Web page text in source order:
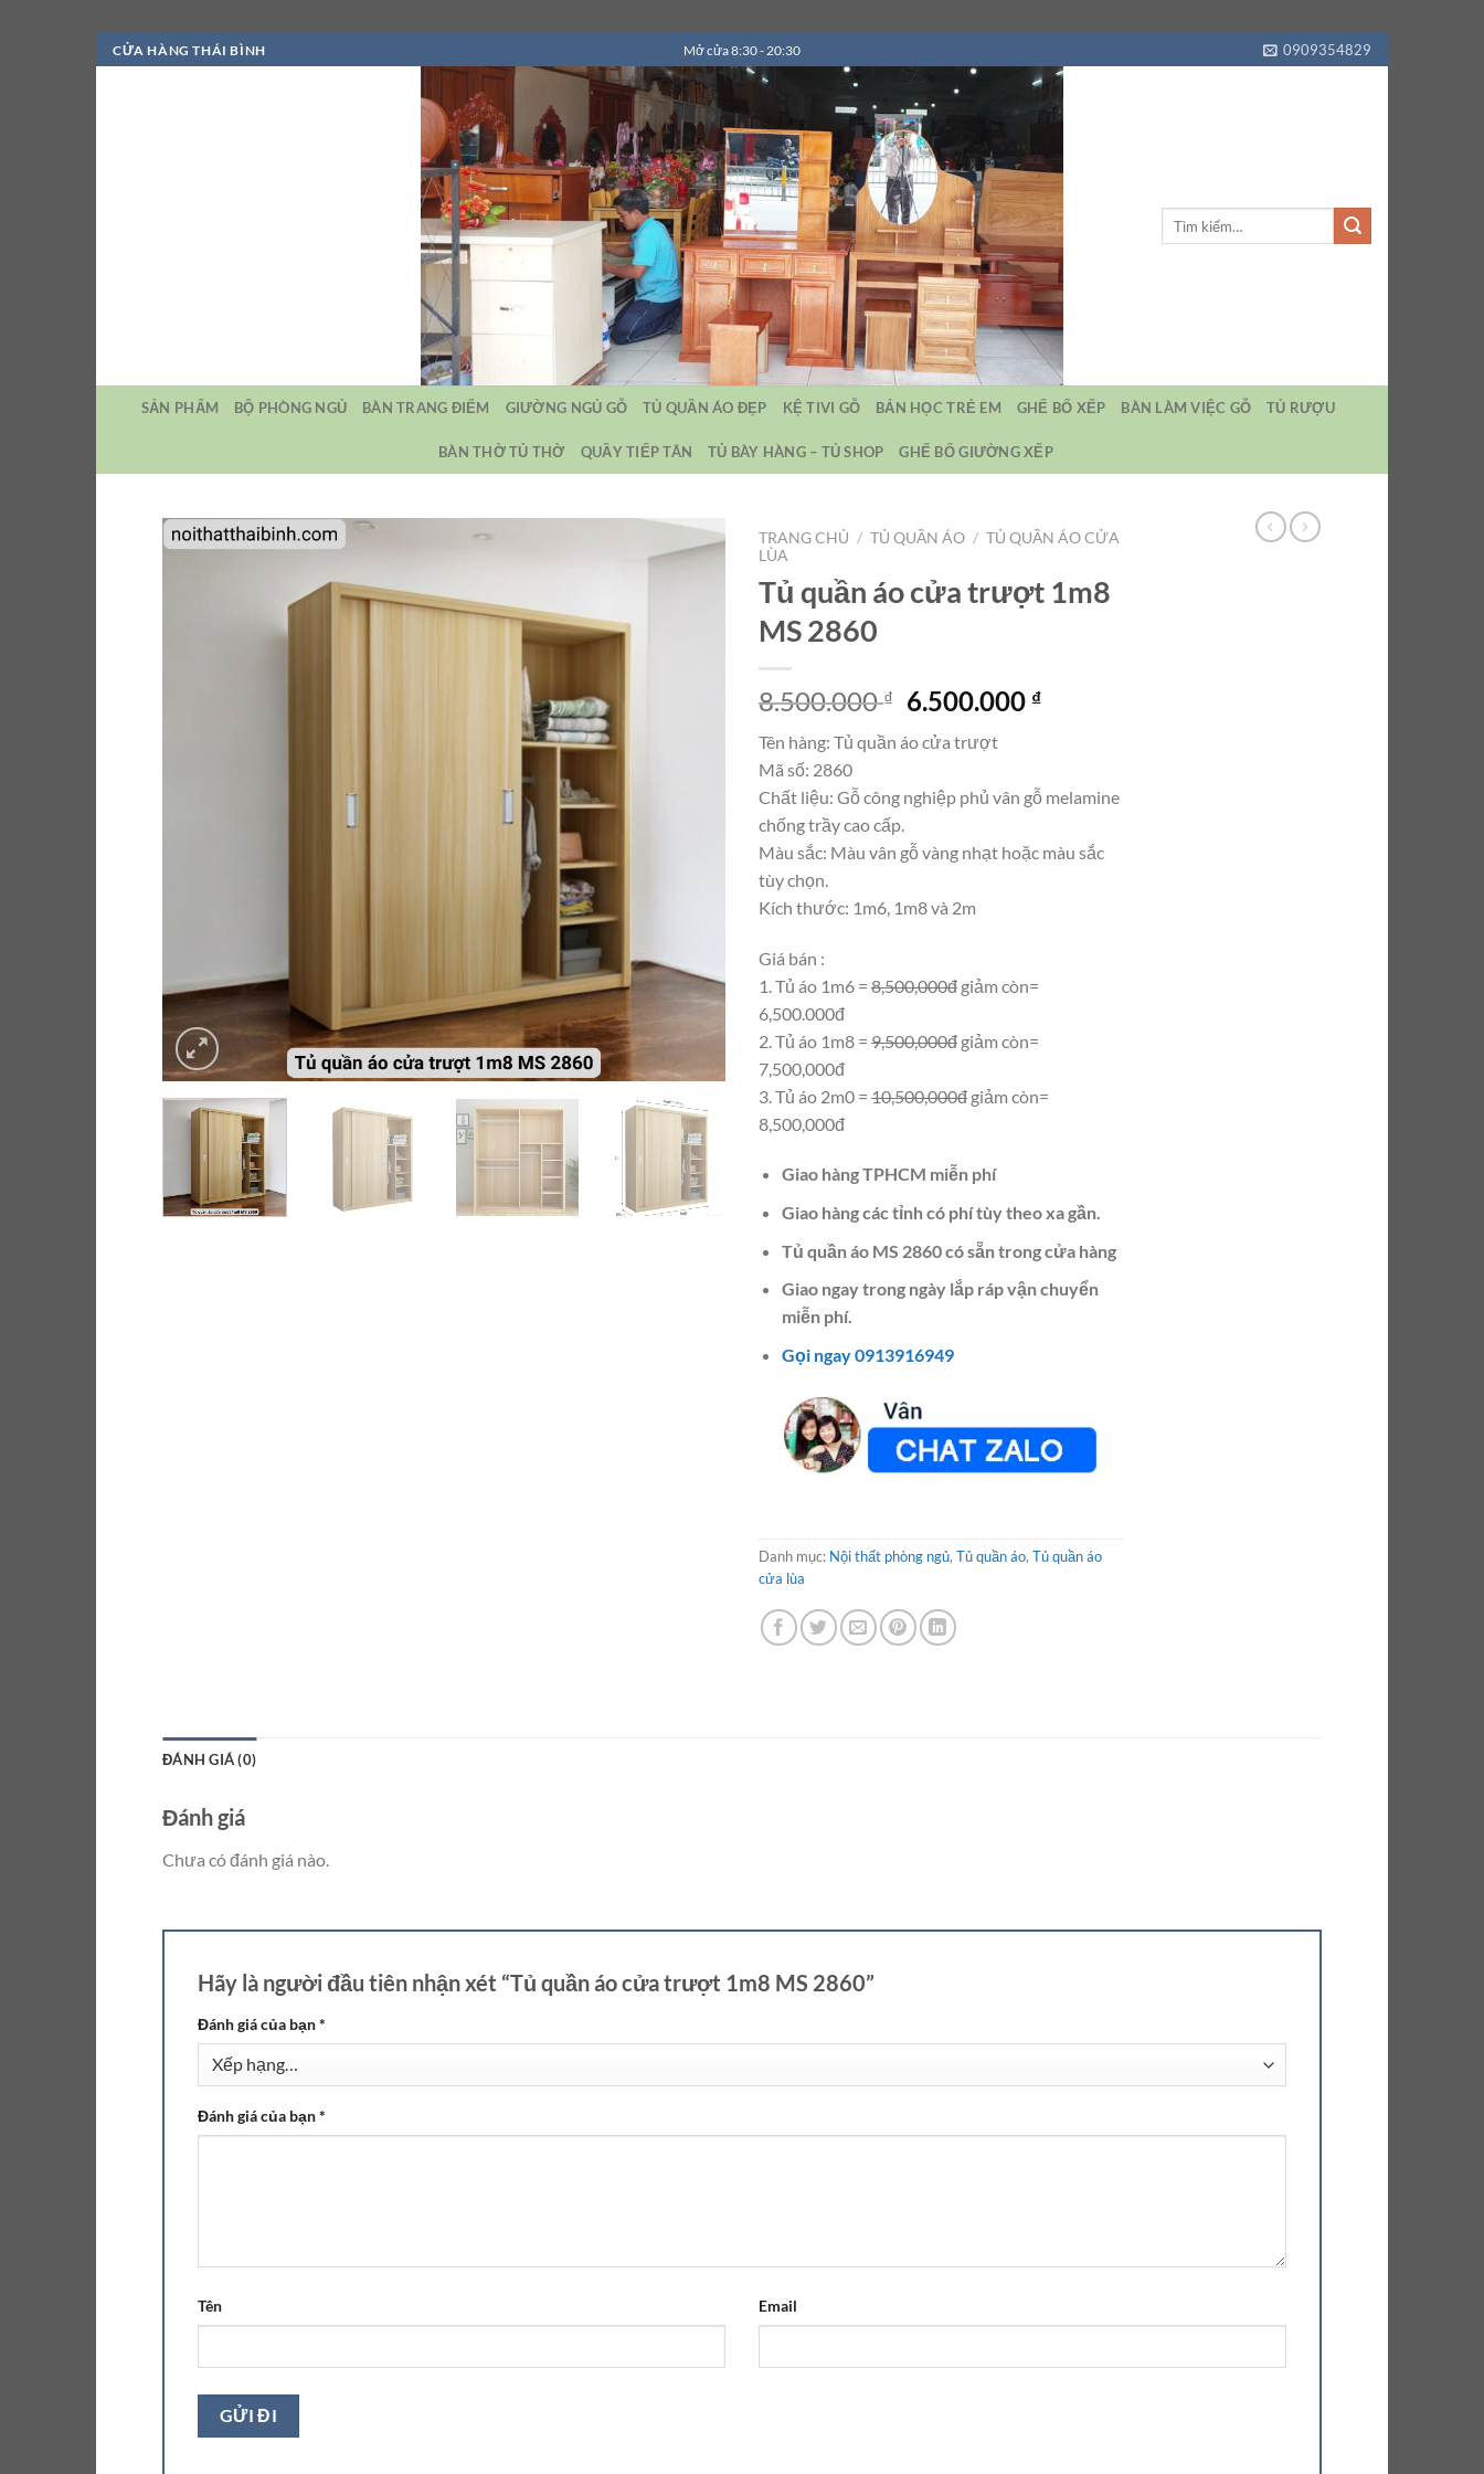
Bỏ
qua
CỬA HÀNG THÁI BÌNH Mở cửa 8:30 - 20:30 0909354829
SẢN PHẨM BỘ PHÒNG NGỦ BÀN TRANG ĐIỂM GIƯỜNG NGỦ GỖ TỦ QUẦN ÁO ĐẸP KỆ TIVI GỖ BẢN HỌC TRẺ EM GHẾ BỐ XẾP BÀN LÀM VIỆC GỖ TỦ RƯỢU
BÀN THỜ TỦ THỜ QUẦY TIẾP TÂN TỦ BÀY HÀNG – TỦ SHOP GHẾ BỐ GIƯỜNG XẾP
TRANG CHỦ / TỦ QUẦN ÁO / TỦ QUẦN ÁO CỬA
LÙA
Tủ quần áo cửa trượt 1m8
MS 2860
8.500.000₫
Giá
là:
6.500.000 ₫Giá
6.500.000 ₫.
Tên hàng: Tủ quần áo cửa trượt
Mã số: 2860
Chất liệu: Gỗ công nghiệp phủ vân gỗ melamine
chống trầy cao cấp.
Màu sắc: Màu vân gỗ vàng nhạt hoặc màu sắc
tùy chọn.
Kích thước: 1m6, 1m8 và 2m
Giá bán :
1. Tủ áo 1m6 = 8,500,000đ giảm còn=
6,500.000đ
2. Tủ áo 1m8 = 9,500,000đ giảm còn=
7,500,000đ
3. Tủ áo 2m0 = 10,500,000đ giảm còn=
8,500,000đ
Giao hàng TPHCM miễn phí
Giao hàng các tỉnh có phí tùy theo xa gần.
Tủ quần áo MS 2860 có sẵn trong cửa hàng
Giao ngay trong ngày lắp ráp vận chuyển
miễn phí.
Gọi ngay 0913916949
Danh mục: Nội thất phòng ngủ, Tủ quần áo, Tủ quần áo
cửa lùa
ĐÁNH GIÁ (0)
Đánh giá
Chưa có đánh giá nào.
Hãy là người đầu tiên nhận xét “Tủ quần áo cửa trượt 1m8 MS 2860”
Đánh giá của bạn*
Đánh giá của bạn*
Tên Email